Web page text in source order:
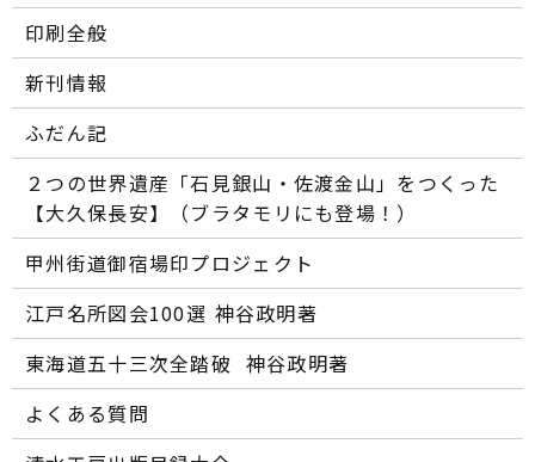
印刷全般
新刊情報
ふだん記
２つの世界遺産「石見銀山・佐渡金山」をつくった
【大久保長安】（ブラタモリにも登場！）
甲州街道御宿場印プロジェクト
江戸名所図会100選―― 神谷政明著
東海道五十三次全踏破 ―― 神谷政明著
よくある質問